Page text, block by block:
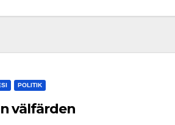
POLITIK
välfärden